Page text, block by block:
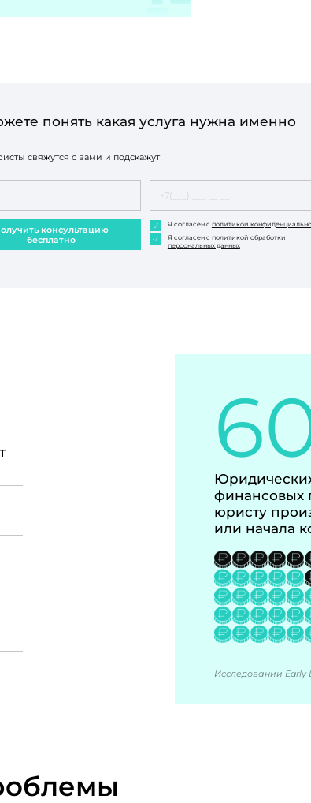
понять какая услуга нужна именно
свяжутся с вами и подскажут
консультацию
бесплатно
Я согласен с политикой
Я согласен с политикой обработки
персональных данных
финансовых
юристу
или начала
Исследовании Early